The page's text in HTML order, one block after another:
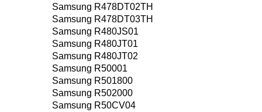
Samsung R478DT02TH
Samsung R478DT03TH
Samsung R480JS01
Samsung R480JT01
Samsung R480JT02
Samsung R50001
Samsung R501800
Samsung R502000
Samsung R50CV04